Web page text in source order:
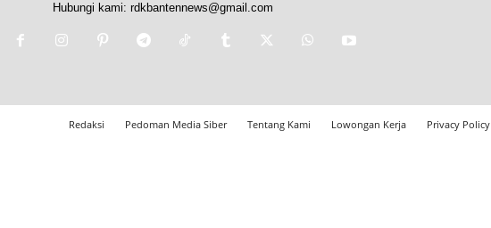
Hubungi kami: rdkbantennews@gmail.com
Redaksi Pedoman Media Siber Tentang Kami Lowongan Kerja Privacy Policy